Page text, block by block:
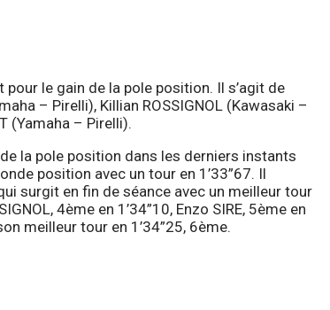
le gain de la pole position. Il s’agit de
– Pirelli), Killian ROSSIGNOL (Kawasaki –
(Yamaha – Pirelli).
de la pole position dans les derniers instants
position avec un tour en 1’33”67. Il
surgit en fin de séance avec un meilleur tour
4ème en 1’34”10, Enzo SIRE, 5ème en
meilleur tour en 1’34”25, 6ème.